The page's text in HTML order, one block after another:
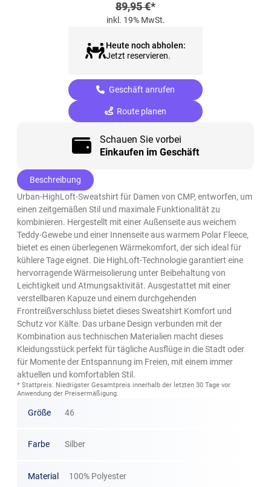
Regulärer Preis
89,95€*
inkl. 19% MwSt.
Heute noch abholen:
Jetzt reservieren.
Geschäft anrufen
Route planen
Schauen Sie vorbei
Einkaufen im Geschäft
Beschreibung
Urban-HighLoft-Sweatshirt für Damen von CMP, entworfen, um
einen zeitgemäßen Stil und maximale Funktionalität zu
kombinieren. Hergestellt mit einer Außenseite aus weichem
Teddy-Gewebe und einer Innenseite aus warmem Polar Fleece,
bietet es einen überlegenen Wärmekomfort, der sich ideal für
kühlere Tage eignet. Die HighLoft-Technologie garantiert eine
hervorragende Wärmeisolierung unter Beibehaltung von
Leichtigkeit und Atmungsaktivität. Ausgestattet mit einer
verstellbaren Kapuze und einem durchgehenden
Frontreißverschluss bietet dieses Sweatshirt Komfort und
Schutz vor Kälte. Das urbane Design verbunden mit der
Kombination aus technischen Materialien macht dieses
Kleidungsstück perfekt für tägliche Ausflüge in die Stadt oder
für Momente der Entspannung im Freien, mit einem immer
aktuellen und komfortablen Stil.
* Stattpreis: Niedrigster Gesamtpreis innerhalb der letzten 30 Tage vor
Anwendung der Preisermäßigung.
Größe 46
Farbe Silber
Material 100% Polyester